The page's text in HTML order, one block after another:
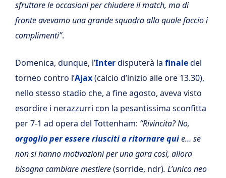
sfruttare le occasioni per chiudere il match, ma di
fronte avevamo una grande squadra alla quale faccio i
complimenti”.
Domenica, dunque, l’Interdisputerà la finaledel
torneo contro l’Ajax(calcio d’inizio alle ore 13.30),
nello stesso stadio che, a fine agosto, aveva visto
esordire i nerazzurri con la pesantissima sconfitta
per 7-1 ad opera del Tottenham: “Rivincita? No,
orgoglio per essere riusciti a ritornare quie… se
non si hanno motivazioni per una gara così, allora
bisogna cambiare mestiere(sorride, ndr). L’unico neo